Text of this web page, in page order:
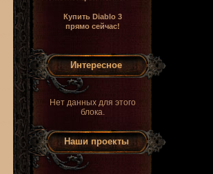
Купить Diablo 3
прямо сейчас!
Интересное
Нет данных для этого
блока.
Наши проекты